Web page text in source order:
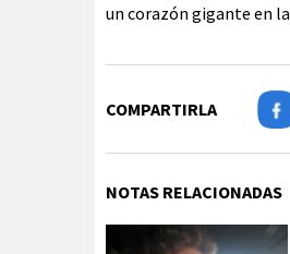
un corazón gigante en
COMPARTIRLA
NOTAS RELACIONADAS